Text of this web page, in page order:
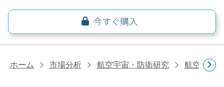
ホーム 市場分析 航空宇宙・防衛研究 航空機部